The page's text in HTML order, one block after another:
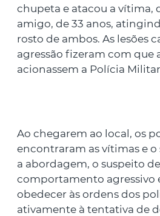
chupeta e atacou a vítima,
amigo, de 33 anos,
rosto de ambos. As lesões
agressão fizeram com que
acionassem a Polícia
Ao chegarem ao local, os
encontraram as vítimas e
a abordagem, o suspeito
comportamento agressivo
obedecer às ordens dos
ativamente à tentativa de